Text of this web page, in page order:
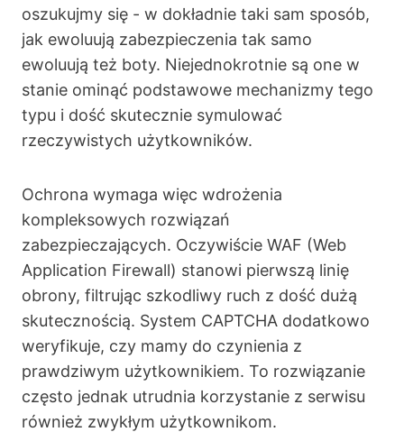
oszukujmy się - w dokładnie taki sam sposób,
jak ewoluują zabezpieczenia tak samo
ewoluują też boty. Niejednokrotnie są one w
stanie ominąć podstawowe mechanizmy tego
typu i dość skutecznie symulować
rzeczywistych użytkowników.
Ochrona wymaga więc wdrożenia
kompleksowych rozwiązań
zabezpieczających. Oczywiście WAF (Web
Application Firewall) stanowi pierwszą linię
obrony, filtrując szkodliwy ruch z dość dużą
skutecznością. System CAPTCHA dodatkowo
weryfikuje, czy mamy do czynienia z
prawdziwym użytkownikiem. To rozwiązanie
często jednak utrudnia korzystanie z serwisu
również zwykłym użytkownikom.